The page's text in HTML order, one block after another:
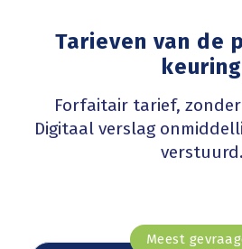
Tarieven van de
keuring
Forfaitair tarief,
Digitaal verslag
verstuurd.
Meest